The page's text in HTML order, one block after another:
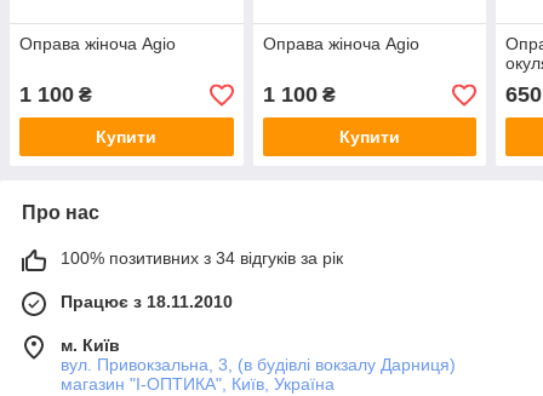
Оправа жіноча Agio
1 100 ₴
Купити
Оправа жіноча Agio
1 100₴
Купити
650
Про нас
100% позитивних з 34 відгуків за рік
Працює з 18.11.2010
м. Київ
вул. Привокзальна, 3, (в будівлі вокзалу Дарниця)
магазин "I-ОПТИКА", Київ, Україна